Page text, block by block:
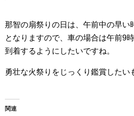
那智の扇祭りの日は、午前中の早い
となりますので、車の場合は午前9
到着するようにしたいですね。
勇壮な火祭りをじっくり鑑賞したい
関連